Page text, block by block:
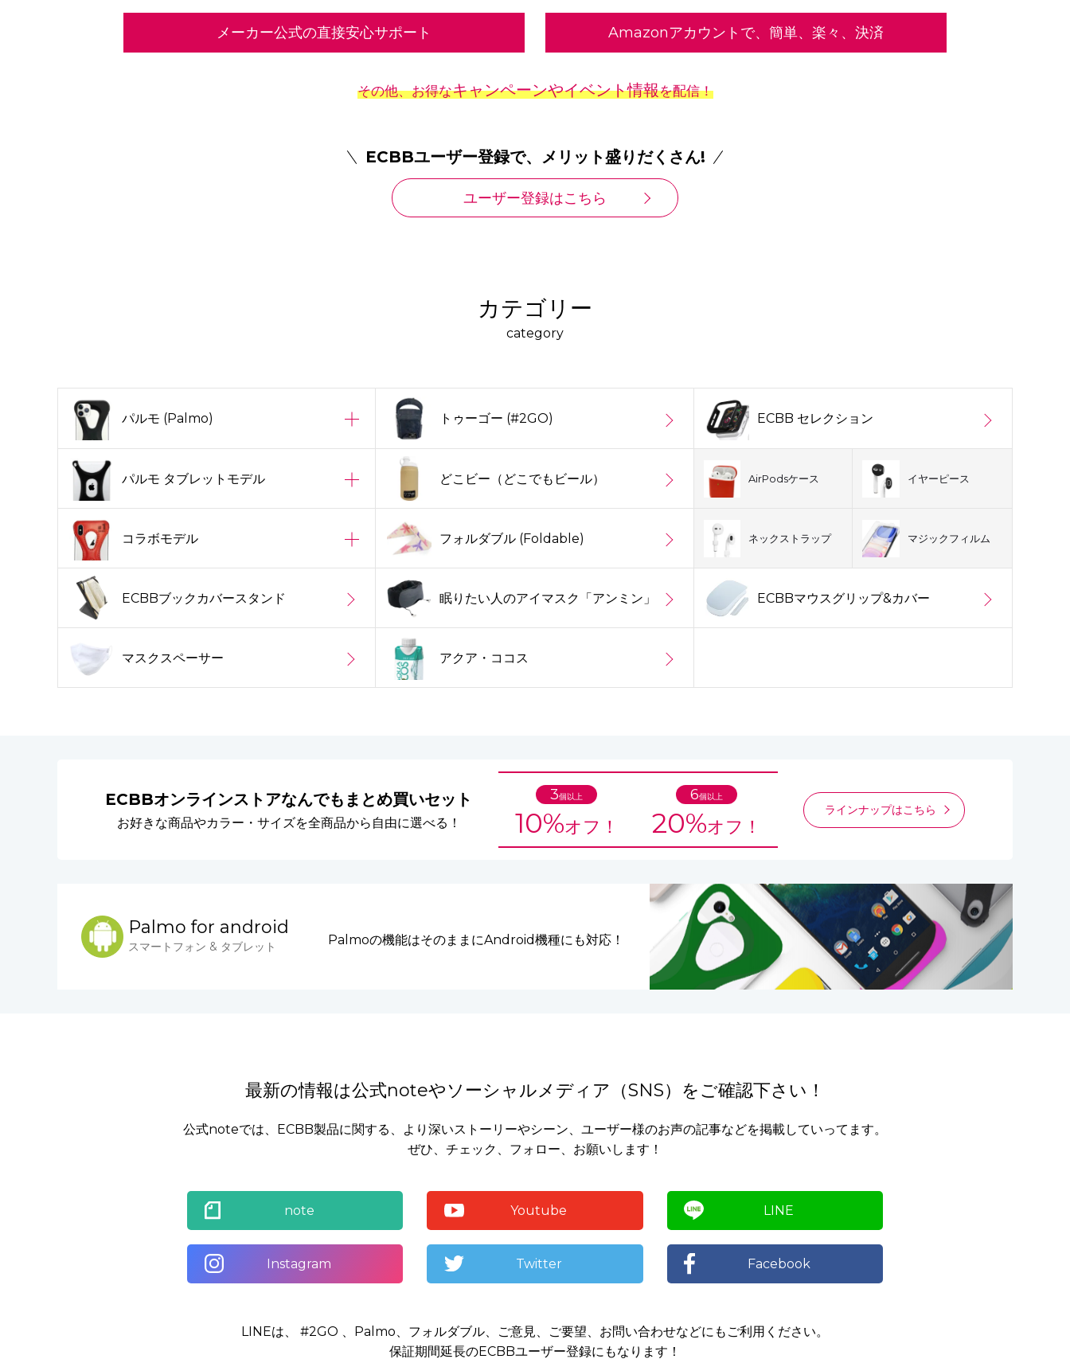
メーカー公式の直接安心サポート Amazonアカウントで、簡単、楽々、決済
その他、お得なキャンペーンやイベント情報を配信！
ECBBユーザー登録で、メリット盛りだくさん!
ユーザー登録はこちら
カテゴリー
category
パルモ (Palmo) トゥーゴー (#2GO) ECBB セレクション
パルモ タブレットモデル どこビー（どこでもビール） AirPodsケース イヤーピース
コラボモデル フォルダブル (Foldable) ネックストラップ マジックフィルム
ECBBブックカバースタンド 眠りたい人のアイマスク「アンミン」 ECBBマウスグリップ&カバー
マスクスペーサー アクア・ココス
ECBBオンラインストアなんでもまとめ買いセット
お好きな商品やカラー・サイズを全商品から自由に選べる！
3個以上
10%オフ！
6個以上
20%オフ！
ラインナップはこちら
Palmo for android
スマートフォン & タブレット Palmoの機能はそのままにAndroid機種にも対応！
最新の情報は公式noteやソーシャルメディア（SNS）をご確認下さい！
公式noteでは、ECBB製品に関する、より深いストーリーやシーン、ユーザー様のお声の記事などを掲載していってます。
ぜひ、チェック、フォロー、お願いします！
note Youtube LINE
Instagram Twitter Facebook
LINEは、 #2GO 、Palmo、フォルダブル、ご意見、ご要望、お問い合わせなどにもご利用ください。
保証期間延長のECBBユーザー登録にもなります！